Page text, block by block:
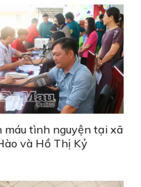
máu tình nguyện tại xã
và Hồ Thị Kỷ